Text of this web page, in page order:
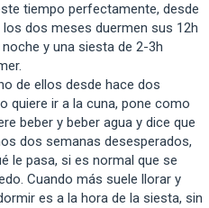
tiempo perfectamente, desde
dos meses duermen sus 12h
y una siesta de 2-3h
de ellos desde hace dos
quiere ir a la cuna, pone como
beber y beber agua y dice que
dos semanas desesperados,
le pasa, si es normal que se
Cuando más suele llorar y
es a la hora de la siesta, sin